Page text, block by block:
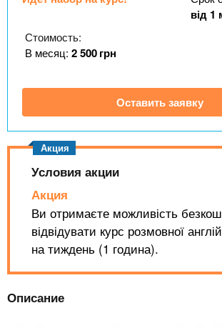
n
s
.
n
o
е
н
Онлайн курсы
За рубежом
від 1
Стоимость:
В месяц: 2 500грн
Оставить заявку
Условия акции
Акция
Ви отримаєте можливість
відвідувати курс розмовної
на тиждень (1 година).
Описание